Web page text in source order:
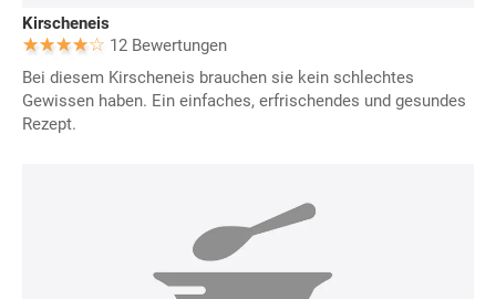
Kirscheneis
12 Bewertungen
Bei diesem Kirscheneis brauchen sie kein schlechtes
Gewissen haben. Ein einfaches, erfrischendes und gesundes
Rezept.